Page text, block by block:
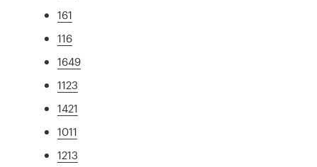
161
116
1649
1123
1421
1011
1213